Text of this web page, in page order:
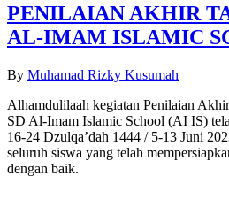
PENILAIAN AKHIR
AL-IMAM ISLAMIC
By Muhamad Rizky Kusumah
Alhamdulilaah kegiatan Penilaian
SD Al-Imam Islamic School (AI IS)
16-24 Dzulqa’dah 1444 / 5-13 Juni
seluruh siswa yang telah
dengan baik.